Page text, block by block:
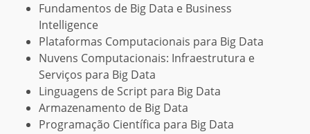
Fundamentos de Big Data e Business
Intelligence
Plataformas Computacionais para Big Data
Nuvens Computacionais: Infraestrutura e
Serviços para Big Data
Linguagens de Script para Big Data
Armazenamento de Big Data
Programação Científica para Big Data